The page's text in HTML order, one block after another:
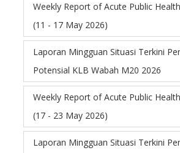
Weekly Report of Acute Public
(11 - 17 May 2026)
Laporan Mingguan Situasi Terkini
Potensial KLB Wabah M20 2026
Weekly Report of Acute Public
(17 - 23 May 2026)
Laporan Mingguan Situasi Terkini